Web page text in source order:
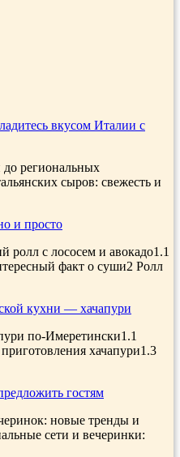
вкусом Италии с
региональных
сыров: свежесть и
и просто
ролл с лососем и авокадо1.1
факт о суши2 Ролл
кухни — хачапури
по-Имеретински1.1
хачапури1.3
гостям
новые тренды и
сети и вечеринки: